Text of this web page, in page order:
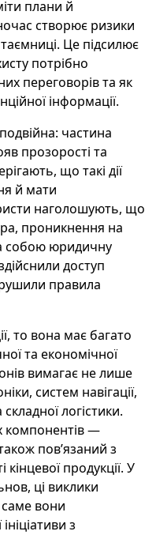
плани й
створює ризики
Це підсилює
потрібно
переговорів та як
інформації.
частина
прозорості та
що такі дії
й мати
наголошують, що
проникнення на
собою юридичну
доступ
правила
то вона має багато
та економічної
вимагає не лише
систем навігації,
логістики.
компонентів —
пов’язаний з
продукції. У
ці виклики
вони
з